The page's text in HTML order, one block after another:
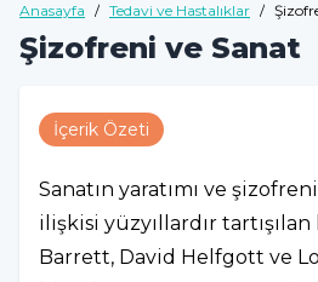
Anasayfa / Tedavi ve Hastalıklar /
Şizofreni ve Sanat
İçerik Özeti
Sanatın yaratımı ve
ilişkisi yüzyıllardır tartışılan
Barrett, David Helfgott ve